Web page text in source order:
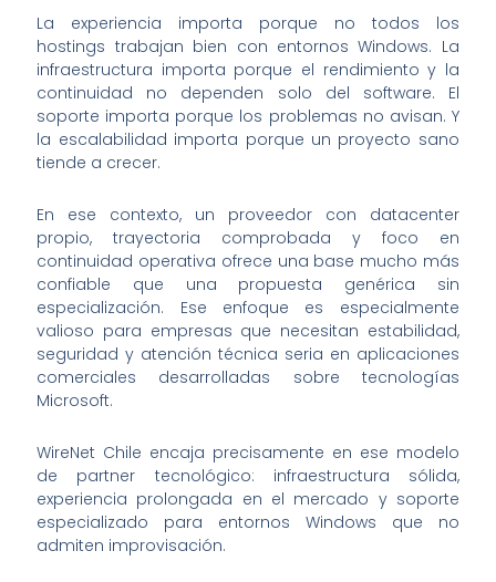
La experiencia importa porque no todos los
hostings trabajan bien con entornos Windows. La
infraestructura importa porque el rendimiento y la
continuidad no dependen solo del software. El
soporte importa porque los problemas no avisan. Y
la escalabilidad importa porque un proyecto sano
tiende a crecer.
En ese contexto, un proveedor con datacenter
propio, trayectoria comprobada y foco en
continuidad operativa ofrece una base mucho más
confiable que una propuesta genérica sin
especialización. Ese enfoque es especialmente
valioso para empresas que necesitan estabilidad,
seguridad y atención técnica seria en aplicaciones
comerciales desarrolladas sobre tecnologías
Microsoft.
WireNet Chile encaja precisamente en ese modelo
de partner tecnológico: infraestructura sólida,
experiencia prolongada en el mercado y soporte
especializado para entornos Windows que no
admiten improvisación.